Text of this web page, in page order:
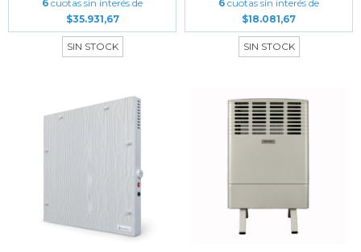
6 cuotas sin interés de
$35.931,67
SIN STOCK
6 cuotas sin interés de
$18.081,67
SIN STOCK